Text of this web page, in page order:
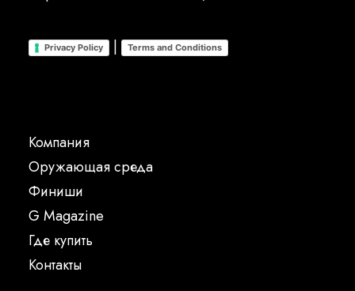
Privacy Policy | Terms and Conditions
Компания
Oружающая среда
Финиши
G Magazine
Где купить
Контакты